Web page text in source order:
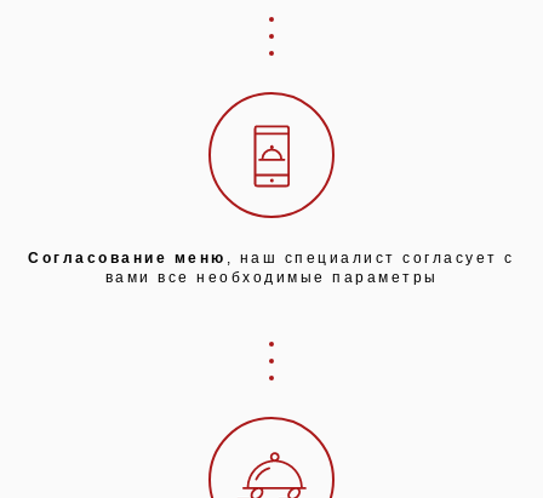
Согласование меню , наш специалист согласует с
вами все необходимые параметры